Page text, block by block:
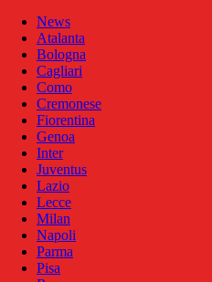
News
Atalanta
Bologna
Cagliari
Como
Cremonese
Fiorentina
Genoa
Inter
Juventus
Lazio
Lecce
Milan
Napoli
Parma
Pisa